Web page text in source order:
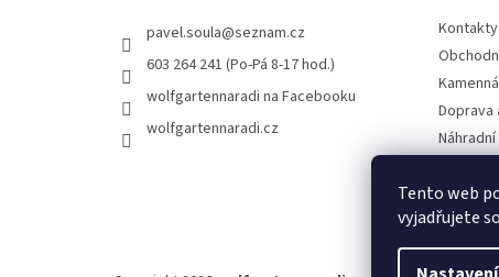
Tento web
vyjadřujete
pavel.soula@seznam.cz
603 264 241 (Po-Pá 8-17 hod.)
wolfgartennaradi na Facebooku
wolfgartennaradi.cz
Kontakty
Doprava
Moje